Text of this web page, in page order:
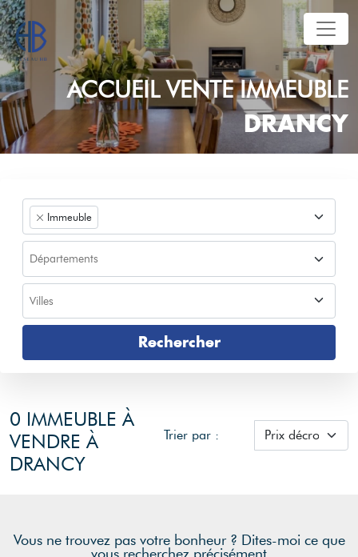
ACCUEIL VENTE IMMEUBLE
DRANCY
Immeuble
Rechercher
0 IMMEUBLE À
VENDRE À
DRANCY
Trier par :
Vous ne trouvez pas votre bonheur ? Dites-moi ce que